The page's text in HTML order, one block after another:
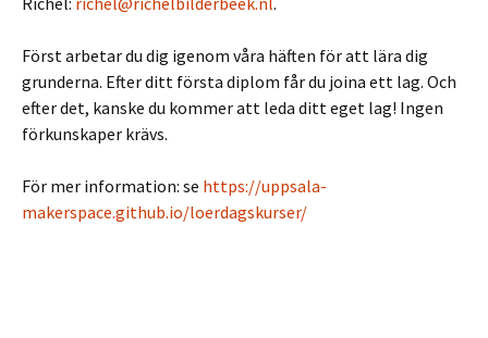
Först arbetar du dig igenom våra häften för att lära dig
grunderna. Efter ditt första diplom får du joina ett lag. Och
efter det, kanske du kommer att leda ditt eget lag! Ingen
förkunskaper krävs.
För mer information: se https://uppsala-
makerspace.github.io/loerdagskurser/